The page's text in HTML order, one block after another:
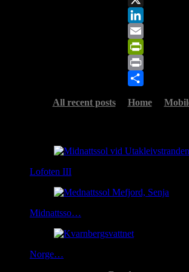
X
LinkedIn
Email
PrintFriendly
Print
All recent posts
Home
Lofoten III
Midnattsso…
Norge…